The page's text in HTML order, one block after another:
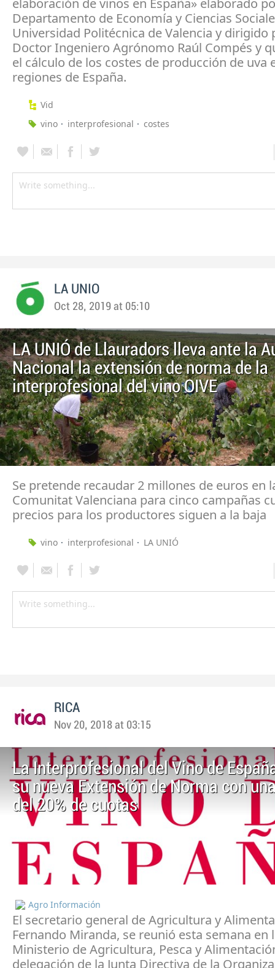
elaboración de vinos en España» elaborado
Departamento de Economía y Ciencias
Universidad Politécnica de Valencia y dirigido
Doctor Ingeniero Agrónomo Raúl Compés y
el cálculo de los costes de producción de uva
regiones de España.
Vid
vino
interprofesional costes
LA UNIO
Oct 28, 2019 at 05:10
LA UNIÓ de Llauradors lleva ante la
Nacional la extensión de norma de la
interprofesional del vino OIVE
Se pretende recaudar 2 millones de euros en
Comunitat Valenciana para cinco campañas
precios para los productores siguen a la baja
vino interprofesional LA UNIÓ
RICA
Nov 20, 2018 at 03:15
La Interprofesional del Vino de
su nueva Extensión de Norma con
del 20% de cuotas
Agro Información
El secretario general de Agricultura y
Fernando Miranda, se reunió esta semana en
Ministerio de Agricultura, Pesca y
delegación de la Junta Directiva de la